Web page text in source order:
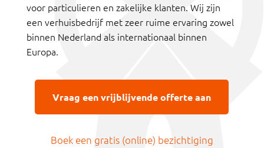
voor particulieren en zakelijke klanten. Wij zijn
een verhuisbedrijf met zeer ruime ervaring zowel
binnen Nederland als internationaal binnen
Europa.
Vraag een vrijblijvende offerte aan
Boek een gratis (online) bezichtiging